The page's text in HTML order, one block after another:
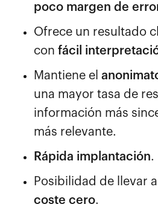
poco margen de
Ofrece un resultado
con fácil
Mantiene el
una mayor tasa de
información más
más relevante.
Rápida implantación.
Posibilidad de llevar
coste cero.